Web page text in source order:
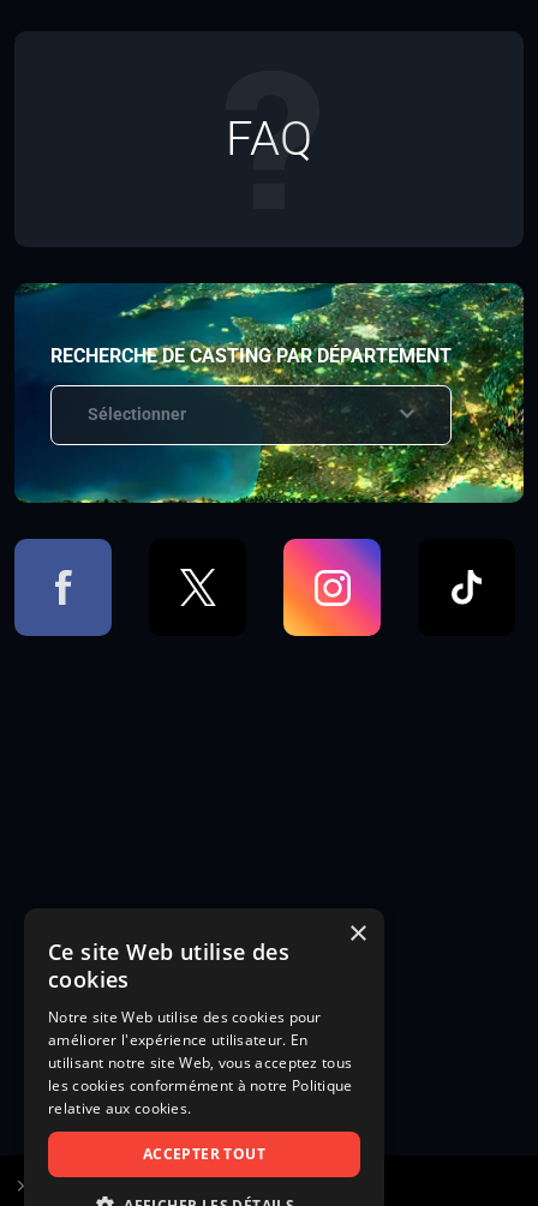
FAQ
RECHERCHE DE CASTING PAR DÉPARTEMENT
Sélectionner
×
Ce site Web utilise des
cookies
Notre site Web utilise des cookies pour
améliorer l'expérience utilisateur. En
utilisant notre site Web, vous acceptez tous
les cookies conformément à notre Politique
relative aux cookies.
ACCEPTER TOUT